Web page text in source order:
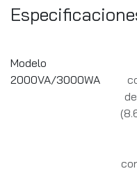
Modelo
2000VA/3000WA